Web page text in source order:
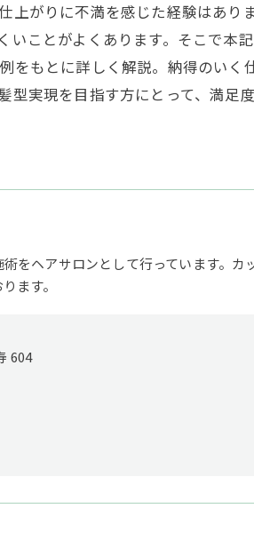
上がりに不満を感じた経験はあり
ことがよくあります。そこで本
をもとに詳しく解説。納得のいく
実現を目指す方にとって、満足
をヘアサロンとして行っています。カ
ます。
604